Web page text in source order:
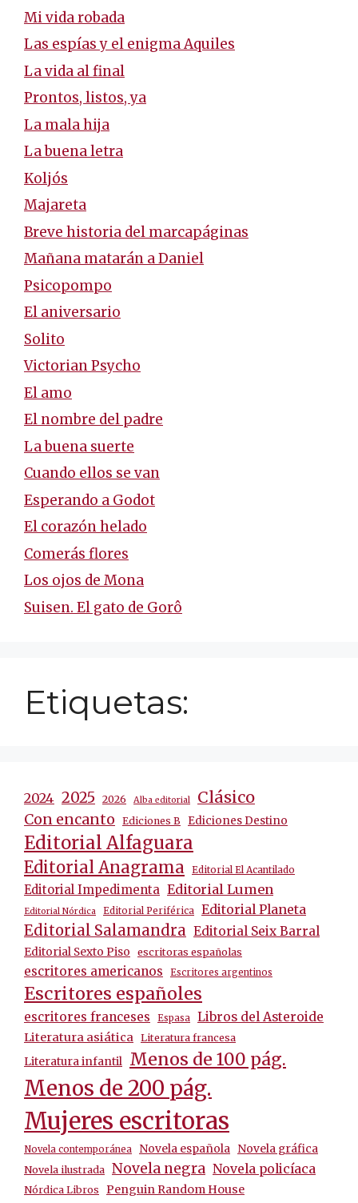
Mi vida robada
Las espías y el enigma Aquiles
La vida al final
Prontos, listos, ya
La mala hija
La buena letra
Koljós
Majareta
Breve historia del marcapáginas
Mañana matarán a Daniel
Psicopompo
El aniversario
Solito
Victorian Psycho
El amo
El nombre del padre
La buena suerte
Cuando ellos se van
Esperando a Godot
El corazón helado
Comerás flores
Los ojos de Mona
Suisen. El gato de Gorô
Etiquetas:
2024 2025 2026 Alba editorial Clásico
Con encanto Ediciones B Ediciones Destino
Editorial Alfaguara
Editorial Anagrama Editorial El Acantilado
Editorial Impedimenta Editorial Lumen
Editorial Nórdica Editorial Periférica Editorial Planeta
Editorial Salamandra Editorial Seix Barral
Editorial Sexto Piso escritoras españolas
escritores americanos Escritores argentinos
Escritores españoles
escritores franceses Espasa Libros del Asteroide
Literatura asiática Literatura francesa
Literatura infantil Menos de 100 pág.
Menos de 200 pág.
Mujeres escritoras
Novela contemporánea Novela española Novela gráfica
Novela ilustrada Novela negra Novela policíaca
Nórdica Libros Penguin Random House